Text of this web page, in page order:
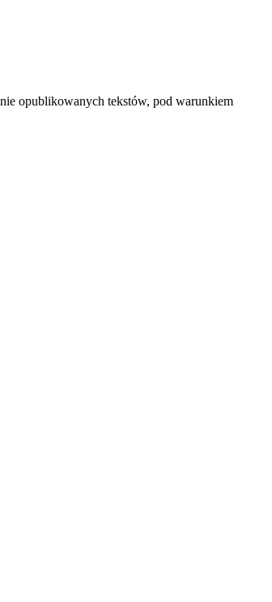
opublikowanych tekstów, pod warunkiem